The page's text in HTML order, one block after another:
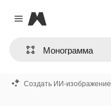
Close menu
Magnific
Создать ИИ-изображение